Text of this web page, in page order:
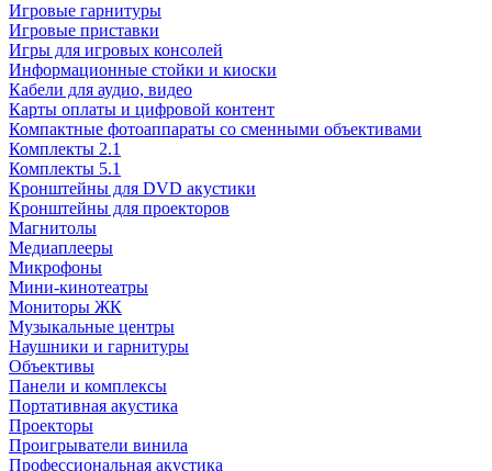
Игровые гарнитуры
Игровые приставки
Игры для игровых консолей
Информационные стойки и киоски
Кабели для аудио, видео
Карты оплаты и цифровой контент
Компактные фотоаппараты со сменными объективами
Комплекты 2.1
Комплекты 5.1
Кронштейны для DVD акустики
Кронштейны для проекторов
Магнитолы
Медиаплееры
Микрофоны
Мини-кинотеатры
Мониторы ЖК
Музыкальные центры
Наушники и гарнитуры
Объективы
Панели и комплексы
Портативная акустика
Проекторы
Проигрыватели винила
Профессиональная акустика